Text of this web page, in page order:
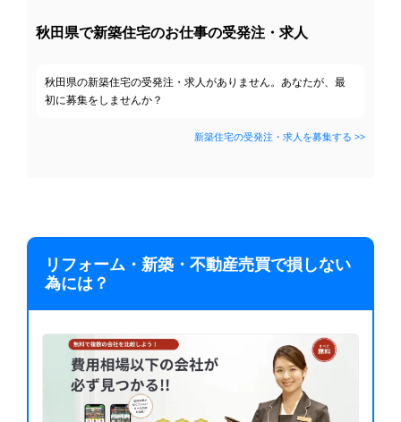
秋田県で新築住宅のお仕事の受発注・求人
秋田県の新築住宅の受発注・求人がありません。あなたが、最
初に募集をしませんか？
新築住宅の受発注・求人を募集する >>
リフォーム・新築・不動産売買で損しない
為には？